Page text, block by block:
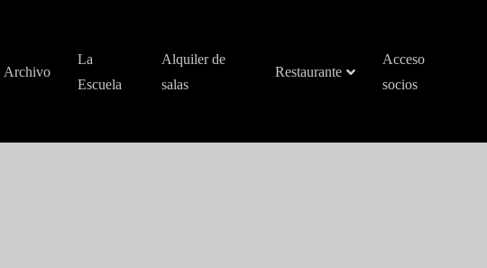
Archivo
La
Escuela
Alquiler de
salas
Restaurante
Acceso
socios